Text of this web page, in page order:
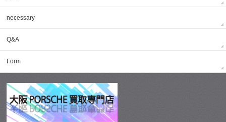
necessary
Q&A
Form